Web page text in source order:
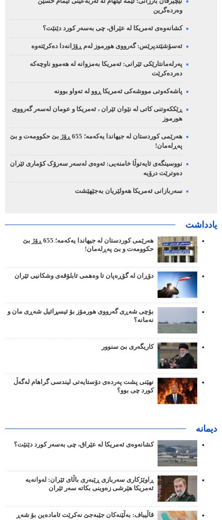
وەردەگرین
کشانەوەی ئەمریکا لە عێراق، چی بەسەر کورد دێنێت؟
ئەسۆشێتدپرێس: گەرووی هورموز لەم ڕۆژانەدا دەکرێتەوە
پەرلەمانتارێکی ئێرانی: ئەمریکا بەمزوانە لە هەموو ناوچەکە
دەردەکرێت
پاشەکەوتی مووشەکی ئەمریکا ڕوو لە تەواو بوونە
ڕێککەوتنی کاتی لە نێوان ئێران ، ئەمریکا و عومان لەسەر گەرووی
هورموز
هەرێمی کوردستان لە جیهاندا یەکەمە؛ 655 ڕۆژ بێ حکوومەت و بێ
پەڕلەمان!
نووسینگەی ئایەتوڵا خامنەیی: ئەوەی لەسەر سەرۆک کۆماری ئێران
دەوترێت درۆیە
سەربازانی ئەمریکا هەولێریان بەجێهێشت
یادداشت
هەرێمی کوردستان لە جیهاندا یەکەمە؛ 655 ڕۆژ بێ
حکوومەت و بێ پەڕلەمان!
دۆڕان لە گۆڕەپان تا وەهمی ئابلۆقەی وشکانیی ئێران
بۆچی شەڕی گەرووی هورمۆز بۆ ئیسڕائیل شەڕی مان و
نەمانە؟
کاریگەری بێ سنوور
نهێنی پشت پەردەی دۆستایەتی لیندسی گراهام لەگەڵ
کورد چی بوو؟
دیمانە
کشانەوەی ئەمریکا لە عێراق، چی بەسەر کورد دێنێت؟
ڕاوێژکاری سەربازی ڕێبەری باڵای ئێران: لەوانەیە
ئەمریکا هێرشی زەوینی بکاتە سەر ئێران
قاڵیباف: بەڵێنەکان جێبەجێ نەکرێت ئامادەین بۆ شەڕ